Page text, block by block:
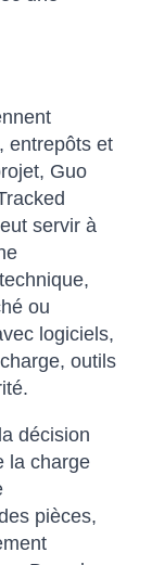
entrepôts et
Guo
servir à
ou
logiciels,
outils
décision
la charge
pièces,